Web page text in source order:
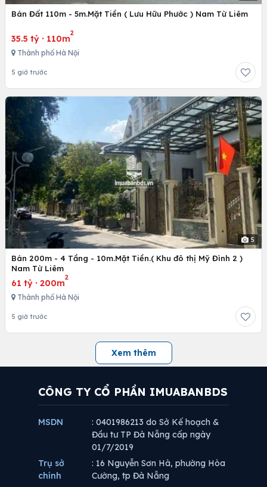
Bán Đất 110m - 5m.Mặt Tiền ( Lưu Hữu Phước ) Nam Từ Liêm
35.5 tỷ · 110m
2
Thành phố Hà Nội
5 giờ trước
5
Bán 200m - 4 Tầng - 10m.Mặt Tiền.( Khu đô thị Mỹ Đình 2 )
Nam Từ Liêm
61 tỷ · 200m
2
Thành phố Hà Nội
5 giờ trước
Xem thêm
CÔNG TY CỔ PHẦN IMUABANBDS
MSDN
: 0401986213 do Sở Kế hoạch &
Đầu tư TP Đà Nẵng cấp ngày
01/7/2019
Trụ sở
chính
: 16 Nguyễn Sơn Hà, phường Hòa
Cường, tp Đà Nẵng